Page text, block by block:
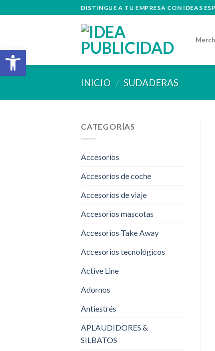
to
DISTINGUE A TU EMPRESA CON IDEAS
INICIO / SUDADERAS
CATEGORÍAS
Accesorios
Accesorios de coche
Accesorios de viaje
Accesorios mascotas
Accesorios Take Away
Accesorios tecnológicos
Active Line
Adornos
Antiestrés
APLAUDIDORES &
SILBATOS
Abrir barra de herramientas